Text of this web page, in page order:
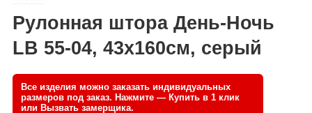
Рулонная штора День-Ночь
LB 55-04, 43х160см, серый